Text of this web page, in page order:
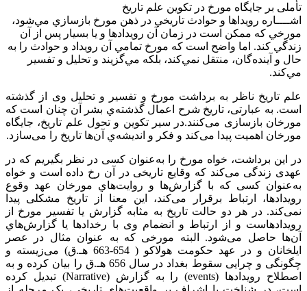
تأملی بر جایگاه مورخ در تکوین علم تاریخ
اشــــاره رويداها و حوادث تاريخي در ذهن مورخ بازسازي مي‌‌شود،
مورخي که ممکن است در زمان آن رويدادها و يا بسيار پس از آن
زندگي کند. اما واضح است که مورخ تمامي آن‌‌ رويداد و حوادث را به
حال و آينده‌‌گان، منتقل نمي‌‌کند، بلکه مي‌‌گزيند و تحليل و تفسير
مي‌‌کند.
علم تاریخ ناظر به برداشت مورخ و تفسیر و تحلیل وی از گذشته
است. به عبارتی، تاریخ شرح اعمال گذشته‌‌ي بشر آن چنان است که
مورخان بازسازی می‌‌کنند.در سیر تکوین و تحول علم تاریخ، جایگاه
مورخان اهمیت پیدا می‌‌کند و فکر و اندیشه‌‌ي آن‌‌ها تاریخ را می‌‌سازد.
در این برداشت، خواه مورخ را به‌‌عنوان کسی در نظر بگیریم که در
عهدی زندگی می‌‌کند که وقایع تاریخی در آن رخ داده است و خواه
به‌‌عنوان کسی که با گزارش‌‌ها و روایت‌‌هاي مورخان عهد وقوع
رویدادها، ارتباط برقرار می‌‌کند، این معنا از تاریخ مشکلی پیدا
نمی‌‌کند. در هر دو حالت تاریخ به مثابه گزارش یا تفسیر مورخ از
رویدادهاست و از ارتباط و انضمام وی با رخدادها یا گزارش‌‌هاي
آن‌‌ها حاصل می‌‌شود. البته مورخی که به عنوان مثال در عصر
ایلخانان و در عهد حکومت هولاکو ( 654-663 هـ.ق) می‌‌زیسته و
چگونگی و چرایی سقوط بغداد در سال 656 هـ.ق را بیان کرده و به
اصطلاح رویدادها (events) را به گزارش (Narrative) تبدیل کرده